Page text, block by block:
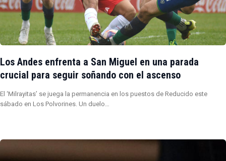
Los Andes enfrenta a San Miguel en una parada
crucial para seguir soñando con el ascenso
El ‘Milrayitas’ se juega la permanencia en los puestos de Reducido este
sábado en Los Polvorines. Un duelo…